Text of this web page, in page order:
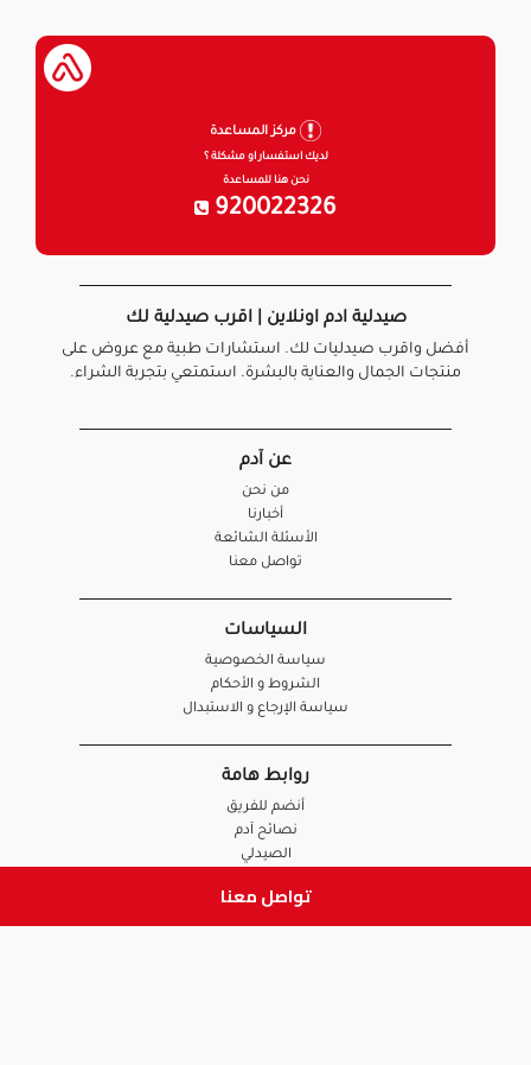
تواصل معنا
مركز المساعدة
لديك استفسار او مشكلة ؟
نحن هنا للمساعدة
920022326
صيدلية ادم اونلاين | اقرب صيدلية لك
أفضل واقرب صيدليات لك. استشارات طبية مع عروض على
منتجات الجمال والعناية بالبشرة. استمتعي بتجربة الشراء.
عن آدم
من نحن
أخبارنا
الأسئلة الشائعة
تواصل معنا
السياسات
سياسة الخصوصية
الشروط و الأحكام
سياسة الإرجاع و الاستبدال
روابط هامة
أنضم للفريق
نصائح آدم
الصيدلي